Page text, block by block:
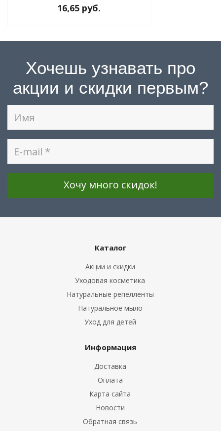
16,65 руб.
Хочешь узнавать про
акции и скидки первым?
Каталог
Акции и скидки
Уходовая косметика
Натуральные репелленты
Натуральное мыло
Уход для детей
Информация
Доставка
Оплата
Карта сайта
Новости
Обратная связь